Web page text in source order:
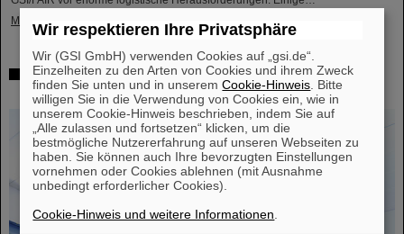
Mehr »
Erfolgreiches Experiment mit FAIR-Detektor in Japan –
Erstmalige Messung des Kerns Sauerstoff-28
Wir respektieren Ihre Privatsphäre
Wir (GSI GmbH) verwenden Cookies auf „gsi.de“.
Einzelheiten zu den Arten von Cookies und ihrem Zweck
finden Sie unten und in unseremCookie-Hinweis . Bitte
willigen Sie in die Verwendung von Cookies ein, wie in
unserem Cookie-Hinweis beschrieben, indem Sie auf
„Alle zulassen und fortsetzen“ klicken, um die
bestmögliche Nutzererfahrung auf unseren Webseiten zu
haben. Sie können auch Ihre bevorzugten Einstellungen
vornehmen oder Cookies ablehnen (mit Ausnahme
unbedingt erforderlicher Cookies).
Cookie-Hinweis und weitere Informationen